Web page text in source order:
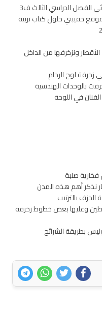
حل مادة التربية الفنية للصف الثالث الابتدائي الفصل الدراسي الثالث ف3
موقع حقيبتي حلول كتاب تربية
ونزخرفها من الداخل
لوح الرخام
بالوحدات الهندسية
في اللوحة
صلبة
نذكر أهم هذه المدن
بالترتيب
وعليها بعض خطوط زخرفة
بطريقة الشرائح